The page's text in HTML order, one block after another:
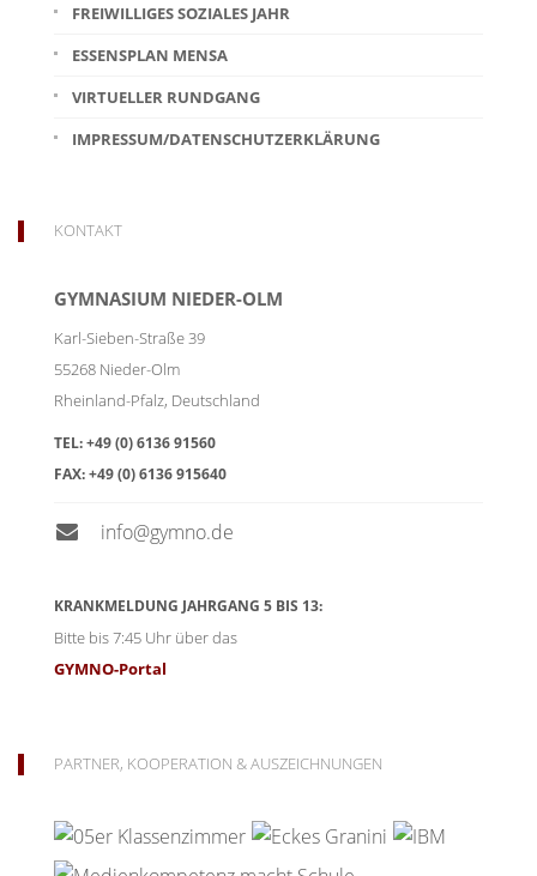
FREIWILLIGES SOZIALES JAHR
ESSENSPLAN MENSA
VIRTUELLER RUNDGANG
IMPRESSUM/DATENSCHUTZERKLÄRUNG
KONTAKT
GYMNASIUM NIEDER-OLM
Karl-Sieben-Straße 39
55268 Nieder-Olm
Rheinland-Pfalz, Deutschland
TEL:+49 (0) 6136 91560
FAX:+49 (0) 6136 915640
info@gymno.de
KRANKMELDUNG JAHRGANG 5 BIS 13:
Bitte bis 7:45 Uhr über das
GYMNO-Portal
PARTNER, KOOPERATION & AUSZEICHNUNGEN